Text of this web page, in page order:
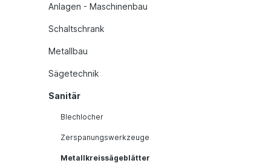
Anlagen - Maschinenbau
Schaltschrank
Metallbau
Sägetechnik
Sanitär
Blechlocher
Zerspanungswerkzeuge
Metallkreissägeblätter